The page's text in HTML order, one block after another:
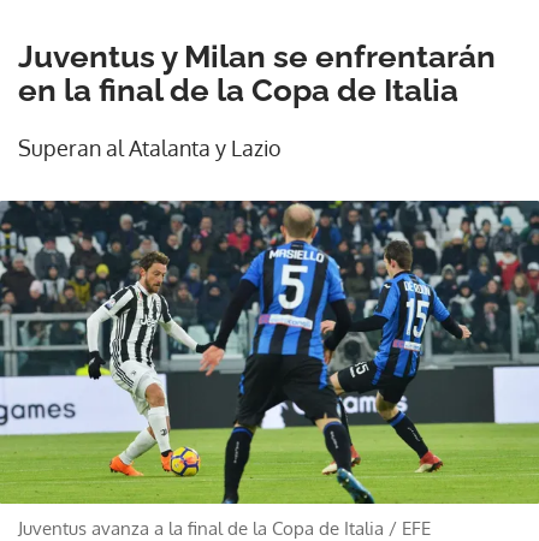
Juventus y Milan se enfrentarán
en la final de la Copa de Italia
Superan al Atalanta y Lazio
Juventus avanza a la final de la Copa de Italia / EFE